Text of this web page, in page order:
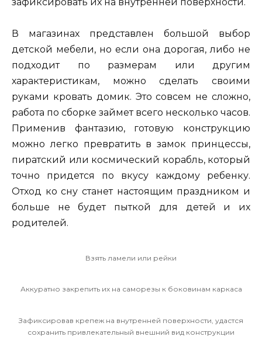
В магазинах представлен большой выбор
детской мебели, но если она дорогая, либо не
подходит по размерам или другим
характеристикам, можно сделать своими
руками кровать домик. Это совсем не сложно,
работа по сборке займет всего несколько часов.
Применив фантазию, готовую конструкцию
можно легко превратить в замок принцессы,
пиратский или космический корабль, который
точно придется по вкусу каждому ребенку.
Отход ко сну станет настоящим праздником и
больше не будет пыткой для детей и их
родителей.
Взять ламели или рейки
Аккуратно закрепить их на саморезы к боковинам каркаса
Зафиксировав крепеж на внутренней поверхности, удастся
сохранить привлекательный внешний вид конструкции